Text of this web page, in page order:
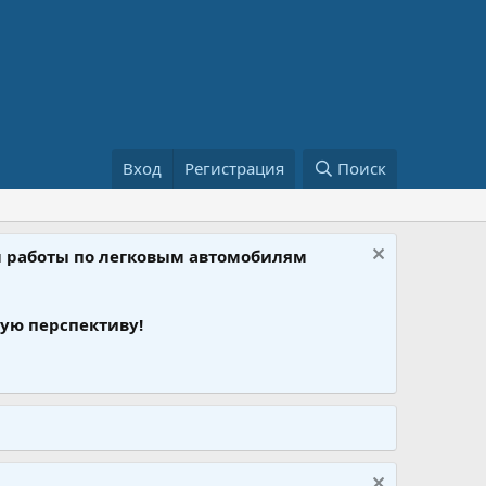
Вход Регистрация Поиск
работы по легковым автомобилям
перспективу!